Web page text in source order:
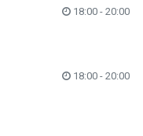
18:00 - 20:00
18:00 - 20:00